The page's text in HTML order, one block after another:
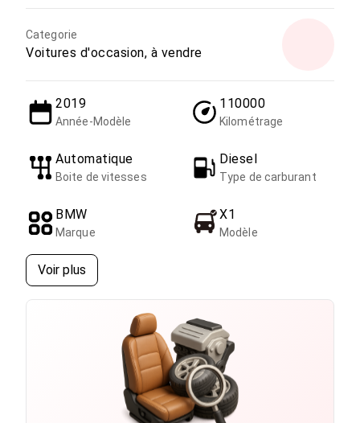
Categorie
Voitures d'occasion, à vendre
2019
Année-Modèle
110000
Kilométrage
Automatique
Boite de vitesses
Diesel
Type de carburant
BMW
Marque
X1
Modèle
Voir plus